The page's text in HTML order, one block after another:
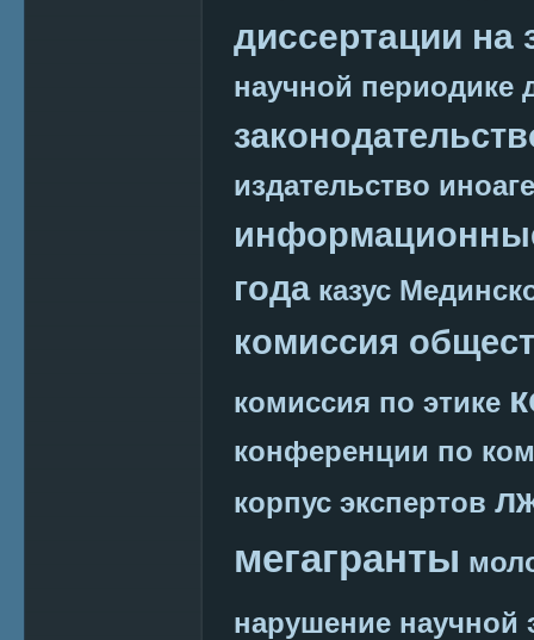
диссертации на
научной периодике
издательство
года казус
комиссия
комиссия по этике
конференции по
корпус экспертов
мегагранты
нарушение научной